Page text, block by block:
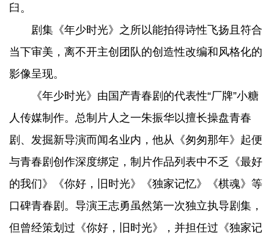
臼。
剧集《年少时光》之所以能拍得诗性飞扬且符合
当下审美，离不开主创团队的创造性改编和风格化的
影像呈现。
《年少时光》由国产青春剧的代表性“厂牌”小糖
人传媒制作。总制片人之一朱振华以擅长操盘青春
剧、发掘新导演而闻名业内，他从《匆匆那年》起便
与青春剧创作深度绑定，制片作品列表中不乏《最好
的我们》《你好，旧时光》《独家记忆》《棋魂》等
口碑青春剧。导演王志勇虽然第一次独立执导剧集，
但曾经策划过《你好，旧时光》，并担任过《独家记